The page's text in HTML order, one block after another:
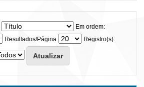
Em ordem:
Resultados/Página
Registro(s):